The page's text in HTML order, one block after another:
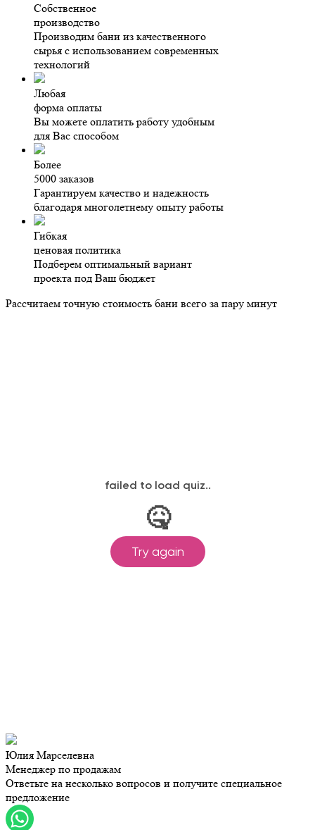
Собственное
производство
Производим бани из качественного
сырья с использованием современных
технологий
Любая
форма оплаты
Вы можете оплатить работу удобным
для Вас способом
Более
5000 заказов
Гарантируем качество и надежность
благодаря многолетнему опыту работы
Гибкая
ценовая политика
Подберем оптимальный вариант
проекта под Ваш бюджет
Рассчитаем точную стоимость бани всего за пару минут
Юлия Марселевна
Менеджер по продажам
Ответьте на несколько вопросов и получите специальное
предложение